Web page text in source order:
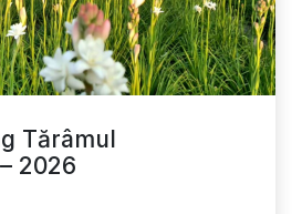
Tărâmul
2026